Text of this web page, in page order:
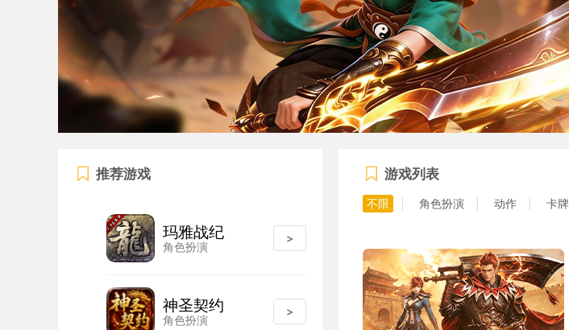
推荐游戏
玛雅战纪
角色扮演
>
神圣契约
角色扮演
>
游戏列表
不限 角色扮演 动作 卡牌
开始游戏